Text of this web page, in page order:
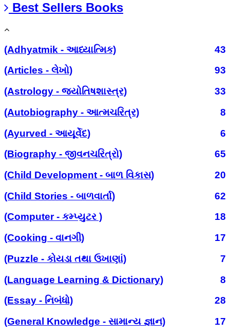
Best Sellers Books
(Adhyatmik - આધ્યાત્મિક)
43
(Articles - લેખો)
93
(Astrology - જ્યોતિષશાસ્ત્ર)
33
(Autobiography - આત્મચરિત્ર)
8
(Ayurved - આયૂર્વેદ)
6
(Biography - જીવનચરિત્રો)
65
(Child Development - બાળ વિકાસ)
20
(Child Stories - બાળવાર્તા)
62
(Computer - કમ્પ્યુટર )
18
(Cooking - વાનગી)
17
(Puzzle - કોયડા તથા ઉખાણાં)
7
(Language Learning & Dictionary)
8
(Essay - નિબંધો)
28
(General Knowledge - સામાન્ય જ્ઞાન)
17